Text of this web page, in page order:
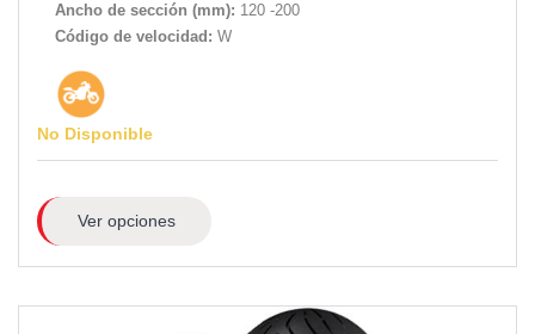
Ancho de sección (mm): 120 -200
Código de velocidad: W
No Disponible
Ver opciones